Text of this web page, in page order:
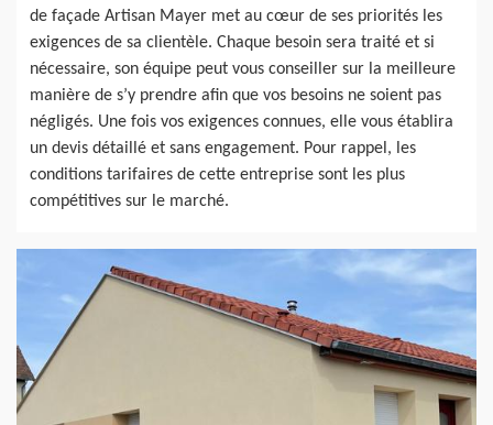
de façade Artisan Mayer met au cœur de ses priorités les
exigences de sa clientèle. Chaque besoin sera traité et si
nécessaire, son équipe peut vous conseiller sur la meilleure
manière de s’y prendre afin que vos besoins ne soient pas
négligés. Une fois vos exigences connues, elle vous établira
un devis détaillé et sans engagement. Pour rappel, les
conditions tarifaires de cette entreprise sont les plus
compétitives sur le marché.